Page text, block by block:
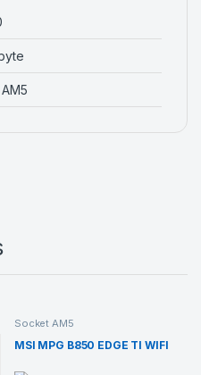
Socket AM5
MSI MPG B850 EDGE TI WIFI